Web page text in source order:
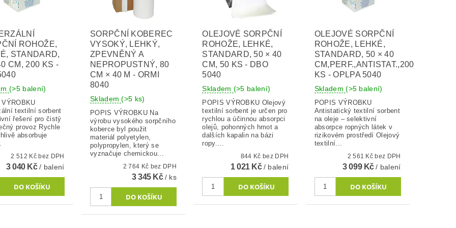
ROHOŽE,
STANDARD,
CM, 200 KS -
(>5 balení)
textilní sorbent
řešení pro čistý
provoz Rychle
absorbuje
2 512 Kč bez DPH
3 040 Kč/ balení
SORPČNÍ KOBEREC
VYSOKÝ, LEHKÝ,
ZPEVNĚNÝ A
NEPROPUSTNÝ, 80
CM × 40 M - ORMI
8040
Skladem(>5 ks)
POPIS VÝROBKU Na
výrobu vysokého sorpčního
koberce byl použit
materiál polyetylen,
polypropylen, který se
vyznačuje chemickou...
2 764 Kč bez DPH
3 345 Kč/ ks
OLEJOVÉ SORPČNÍ
ROHOŽE, LEHKÉ,
STANDARD, 50 × 40
CM, 50 KS - DBO
5040
Skladem (>5 balení)
POPIS VÝROBKU Olejový
textilní sorbent je určen pro
rychlou a účinnou absorpci
olejů, pohonných hmot a
dalších kapalin na bázi
ropy....
844 Kč bez DPH
1 021 Kč/ balení
OLEJOVÉ SORPČNÍ
ROHOŽE, LEHKÉ,
STANDARD, 50 × 40
CM,PERF.,ANTISTAT.,200
KS - OPLPA 5040
Skladem(>5 balení)
POPIS VÝROBKU
Antistatický textilní sorbent
na oleje – selektivní
absorpce ropných látek v
rizikovém prostředí Olejový
textilní...
2 561 Kč bez DPH
3 099 Kč/ balení